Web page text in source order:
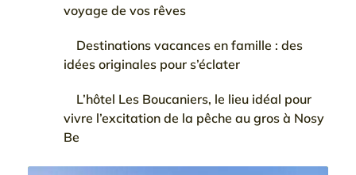
voyage de vos rêves
Destinations vacances en famille : des
idées originales pour s’éclater
L’hôtel Les Boucaniers, le lieu idéal pour
vivre l’excitation de la pêche au gros à Nosy
Be